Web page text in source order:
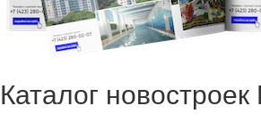
Каталог